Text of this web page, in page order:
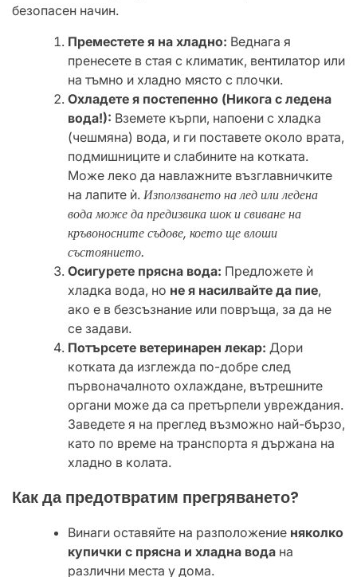
безопасен начин.
Преместете я на хладно: Веднага я
пренесете в стая с климатик, вентилатор или
на тъмно и хладно място с плочки.
Охладете я постепенно (Никога с ледена
вода!): Вземете кърпи, напоени с хладка
(чешмяна) вода, и ги поставете около врата,
подмишниците и слабините на котката.
Може леко да навлажните възглавничките
на лапите ѝ. Използването на лед или ледена
вода може да предизвика шок и свиване на
кръвоносните съдове, което ще влоши
състоянието.
Осигурете прясна вода: Предложете ѝ
хладка вода, но не я насилвайте да пие,
ако е в безсъзнание или повръща, за да не
се задави.
Потърсете ветеринарен лекар: Дори
котката да изглежда по-добре след
първоначалното охлаждане, вътрешните
органи може да са претърпели увреждания.
Заведете я на преглед възможно най-бързо,
като по време на транспорта я държана на
хладно в колата.
​Как да предотвратим прегряването?
​Винаги оставяйте на разположение няколко
купички с прясна и хладна вода на
различни места у дома.